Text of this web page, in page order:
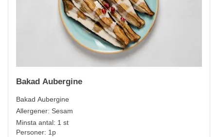
Bakad Aubergine
Bakad Aubergine
Allergener: Sesam
Minsta antal: 1 st
Personer: 1p